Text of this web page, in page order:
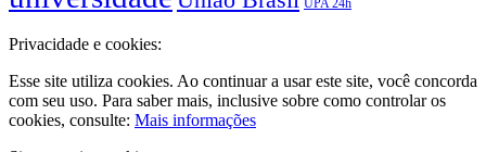
Privacidade e cookies:
Esse site utiliza cookies. Ao continuar a usar este site, você concorda
com seu uso. Para saber mais, inclusive sobre como controlar os
cookies, consulte: Mais informações